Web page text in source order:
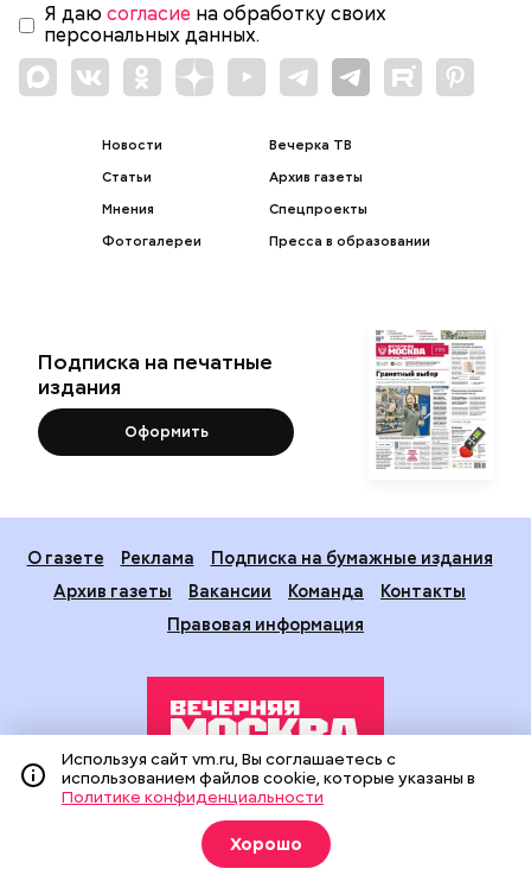
Я даю согласие на обработку своих
персональных данных.
Новости
Статьи
Мнения
Фотогалереи
Вечерка ТВ
Архив газеты
Спецпроекты
Пресса в образовании
Подписка на печатные
издания
Оформить
О газете Реклама
Подписка на бумажные издания
Архив газеты
Вакансии Команда
Контакты
Правовая информация
Издание создано при финансовой поддержке Департамента
средств массовой информации и рекламы города Москвы.
На сайте применяются рекомендательные технологии
(информационные технологии предоставления информации
Используя сайт vm.ru, Вы соглашаетесь с
использованием файлов cookie, которые указаны в
Политике конфиденциальности
Хорошо